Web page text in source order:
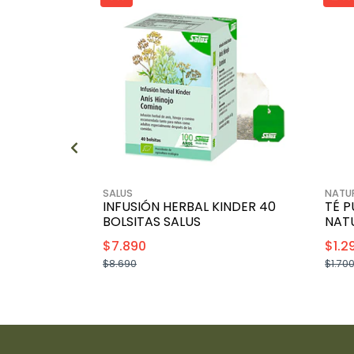
SALUS
INFUSIÓN HERBAL KINDER 40
BOLSITAS SALUS
$7.890
$8.690
TÉ